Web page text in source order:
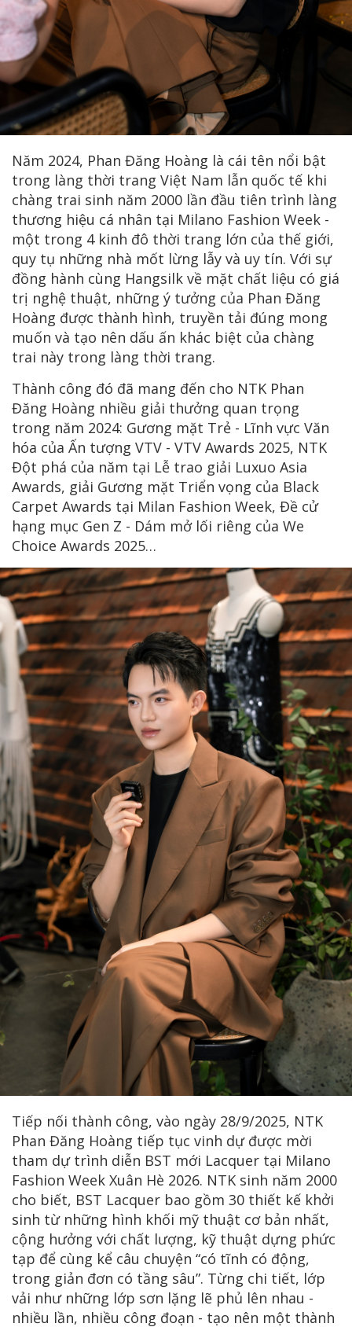
Năm 2024, Phan Đăng Hoàng là cái tên nổi bật
trong làng thời trang Việt Nam lẫn quốc tế khi
chàng trai sinh năm 2000 lần đầu tiên trình làng
thương hiệu cá nhân tại Milano Fashion Week -
một trong 4 kinh đô thời trang lớn của thế giới,
quy tụ những nhà mốt lừng lẫy và uy tín. Với sự
đồng hành cùng Hangsilk về mặt chất liệu có giá
trị nghệ thuật, những ý tưởng của Phan Đăng
Hoàng được thành hình, truyền tải đúng mong
muốn và tạo nên dấu ấn khác biệt của chàng
trai này trong làng thời trang.
Thành công đó đã mang đến cho NTK Phan
Đăng Hoàng nhiều giải thưởng quan trọng
trong năm 2024: Gương mặt Trẻ - Lĩnh vực Văn
hóa của Ấn tượng VTV - VTV Awards 2025, NTK
Đột phá của năm tại Lễ trao giải Luxuo Asia
Awards, giải Gương mặt Triển vọng của Black
Carpet Awards tại Milan Fashion Week, Đề cử
hạng mục Gen Z - Dám mở lối riêng của We
Choice Awards 2025…
Tiếp nối thành công, vào ngày 28/9/2025, NTK
Phan Đăng Hoàng tiếp tục vinh dự được mời
tham dự trình diễn BST mới Lacquer tại Milano
Fashion Week Xuân Hè 2026. NTK sinh năm 2000
cho biết, BST Lacquer bao gồm 30 thiết kế khởi
sinh từ những hình khối mỹ thuật cơ bản nhất,
cộng hưởng với chất lượng, kỹ thuật dựng phức
tạp để cùng kể câu chuyện “có tĩnh có động,
trong giản đơn có tầng sâu”. Từng chi tiết, lớp
vải như những lớp sơn lặng lẽ phủ lên nhau -
nhiều lần, nhiều công đoạn - tạo nên một thành